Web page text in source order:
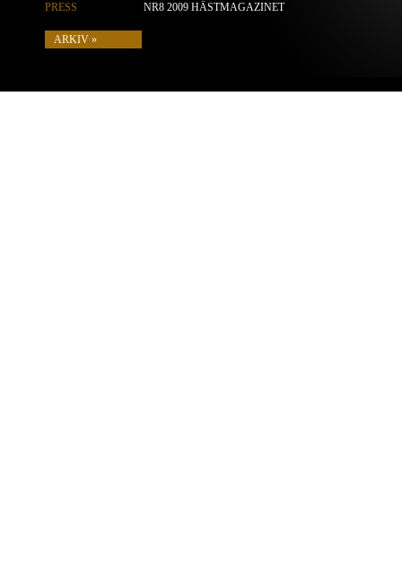
PRESS NR8 2009 HÄSTMAGAZINET
ARKIV »